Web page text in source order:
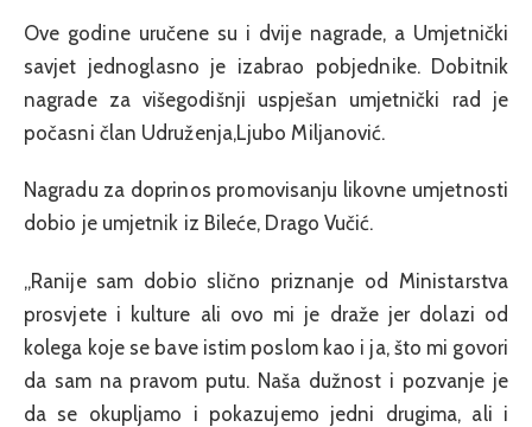
Ove godine uručene su i dvije nagrade, a Umjetnički
savjet jednoglasno je izabrao pobjednike. Dobitnik
nagrade za višegodišnji uspješan umjetnički rad je
počasni član Udruženja,Ljubo Miljanović.
Nagradu za doprinos promovisanju likovne umjetnosti
dobio je umjetnik iz Bileće, Drago Vučić.
„Ranije sam dobio slično priznanje od Ministarstva
prosvjete i kulture ali ovo mi je draže jer dolazi od
kolega koje se bave istim poslom kao i ja, što mi govori
da sam na pravom putu. Naša dužnost i pozvanje je
da se okupljamo i pokazujemo jedni drugima, ali i